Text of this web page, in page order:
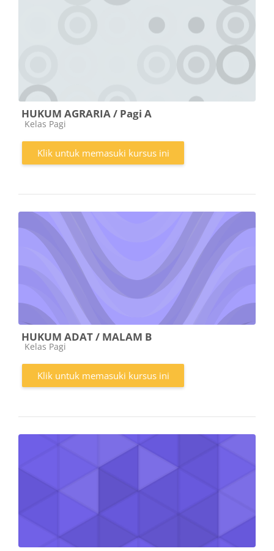
HUKUM AGRARIA / Pagi A
Kategori kursus
Kelas Pagi
Klik untuk memasuki kursus ini
HUKUM ADAT / MALAM B
Kategori kursus
Kelas Pagi
Klik untuk memasuki kursus ini